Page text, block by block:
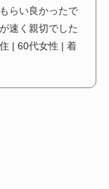
らい良かったで
速く親切でした
| 60代女性 | 着